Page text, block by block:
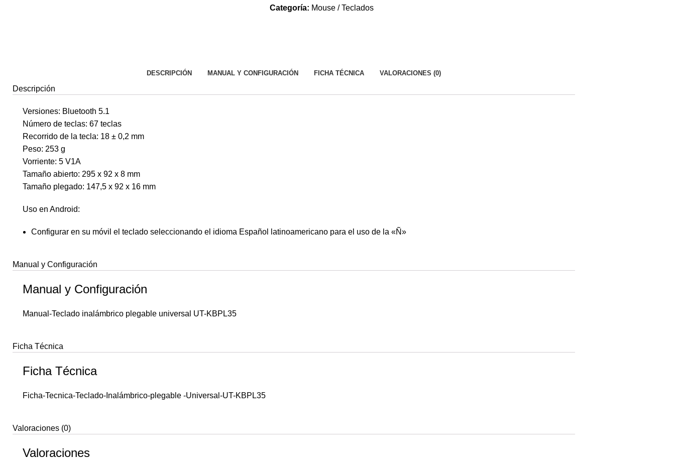
Categoría: Mouse / Teclados
DESCRIPCIÓN MANUAL Y CONFIGURACIÓN FICHA TÉCNICA VALORACIONES (0)
Descripción
Versiones: Bluetooth 5.1
Número de teclas: 67 teclas
Recorrido de la tecla: 18 ± 0,2 mm
Peso: 253 g
Vorriente: 5 V1A
Tamaño abierto: 295 x 92 x 8 mm
Tamaño plegado: 147,5 x 92 x 16 mm
Uso en Android:
Configurar en su móvil el teclado seleccionando el idioma Español latinoamericano para el uso de la «Ñ»
Manual y Configuración
Manual y Configuración
Manual-Teclado inalámbrico plegable universal UT-KBPL35
Ficha Técnica
Ficha Técnica
Ficha-Tecnica-Teclado-Inalámbrico-plegable -Universal-UT-KBPL35
Valoraciones (0)
Valoraciones